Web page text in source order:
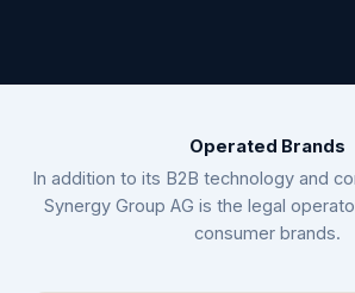
Operated Brands
In addition to its B2B technology and
Synergy Group AG is the legal
consumer brands.